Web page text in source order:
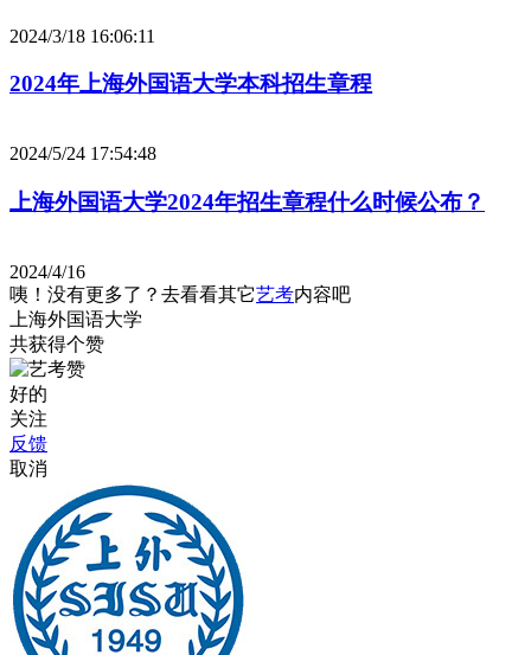
2024/3/18 16:06:11
2024年上海外国语大学本科招生章程
2024/5/24 17:54:48
上海外国语大学2024年招生章程什么时候公布？
2024/4/16
咦！没有更多了？去看看其它艺考内容吧
上海外国语大学
共获得个赞
好的
关注
反馈
取消